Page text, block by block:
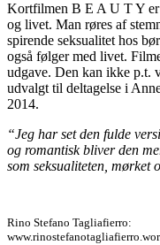
Kortfilmen B E A U T Y er
og livet. Man røres af
spirende seksualitet hos
også følger med livet.
udgave. Den kan ikke p.t.
udvalgt til deltagelse i
2014.
“Jeg har set den fulde
og romantisk bliver den
som seksualiteten, mørket
Rino Stefano Tagliafierro: